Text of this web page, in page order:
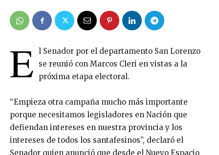
E l Senador por el departamento San Lorenzo
se reunió con Marcos Cleri en vistas a la
próxima etapa electoral.
“Empieza otra campaña mucho más importante
porque necesitamos legisladores en Nación que
defiendan intereses en nuestra provincia y los
intereses de todos los santafesinos”, declaró el
Senador quien anunció que desde el Nuevo Espacio